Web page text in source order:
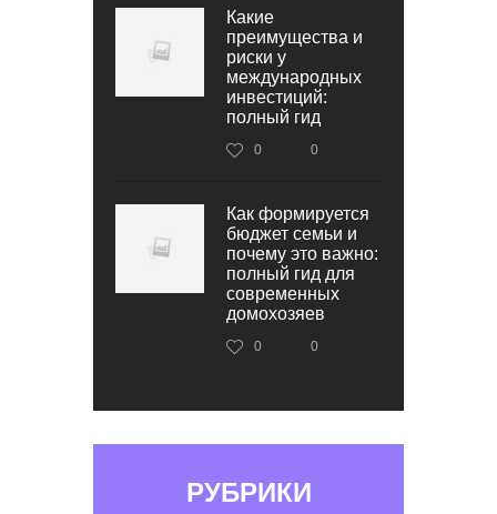
Какие
преимущества и
риски у
международных
инвестиций:
полный гид
0 0
Как формируется
бюджет семьи и
почему это важно:
полный гид для
современных
домохозяев
0 0
РУБРИКИ